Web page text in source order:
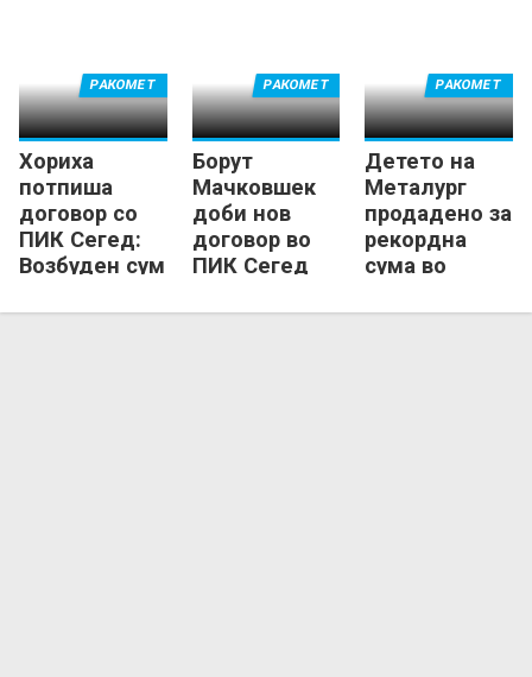
Хориха
потпиша
договор со
ПИК Сегед:
Возбуден сум
РАКОМЕТ
Борут
Мачковшек
доби нов
договор во
ПИК Сегед
РАКОМЕТ
Детето на
Металург
продадено за
рекордна
сума во
РАКОМЕТ